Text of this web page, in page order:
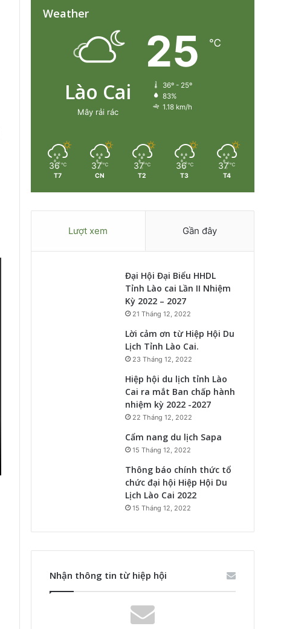
Weather
Lào Cai
Mây rải rác
25 ℃
36º - 25º
83%
1.18 km/h
36 ℃
T7
37 ℃
CN
37 ℃
T2
36 ℃
T3
37 ℃
T4
Lượt xem Gần đây
Đại Hội Đại Biểu HHDL
Tỉnh Lào cai Lần II Nhiệm
Kỳ 2022 – 2027
21 Tháng 12, 2022
Lời cảm ơn từ Hiệp Hội Du
Lịch Tỉnh Lào Cai.
23 Tháng 12, 2022
Hiệp hội du lịch tỉnh Lào
Cai ra mắt Ban chấp hành
nhiệm kỳ 2022 -2027
22 Tháng 12, 2022
Cẩm nang du lịch Sapa
15 Tháng 12, 2022
Thông báo chính thức tổ
chức đại hội Hiệp Hội Du
Lịch Lào Cai 2022
15 Tháng 12, 2022
Nhận thông tin từ hiệp hội